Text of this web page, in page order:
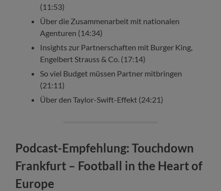
(11:53)
Über die Zusammenarbeit mit nationalen
Agenturen (14:34)
Insights zur Partnerschaften mit Burger King,
Engelbert Strauss & Co. (17:14)
So viel Budget müssen Partner mitbringen
(21:11)
Über den Taylor-Swift-Effekt (24:21)
Podcast-Empfehlung: Touchdown
Frankfurt – Football in the Heart of
Europe